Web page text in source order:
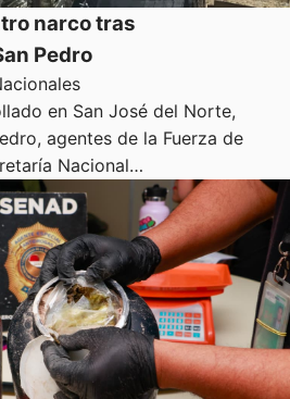
narco tras
Pedro
en San José del Norte,
agentes de la Fuerza de
Nacional…